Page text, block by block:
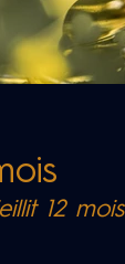
12 mois